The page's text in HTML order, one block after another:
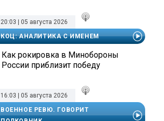
20:03 | 05 августа 2026
КОЦ: АНАЛИТИКА С ИМЕНЕМ
Как рокировка в Минобороны
России приблизит победу
16:03 | 05 августа 2026
ВОЕННОЕ РЕВЮ. ГОВОРИТ